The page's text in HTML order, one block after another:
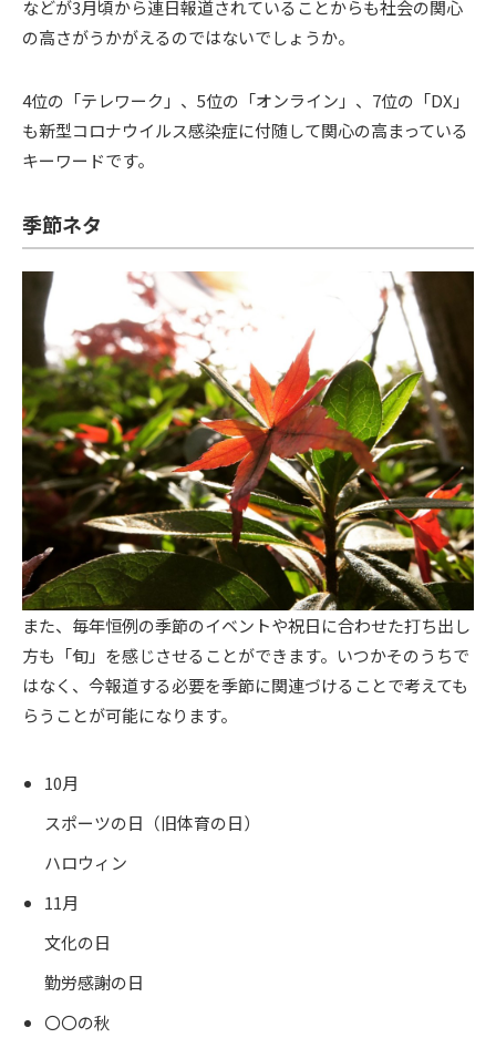
などが3月頃から連日報道されていることからも社会の関心
の高さがうかがえるのではないでしょうか。
4位の「テレワーク」、5位の「オンライン」、7位の「DX」
も新型コロナウイルス感染症に付随して関心の高まっている
キーワードです。
季節ネタ
また、毎年恒例の季節のイベントや祝日に合わせた打ち出し
方も「旬」を感じさせることができます。いつかそのうちで
はなく、今報道する必要を季節に関連づけることで考えても
らうことが可能になります。
10月
スポーツの日（旧体育の日）
ハロウィン
11月
文化の日
勤労感謝の日
〇〇の秋